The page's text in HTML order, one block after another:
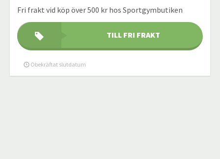
Fri frakt vid köp över 500 kr hos Sportgymbutiken
TILL FRI FRAKT
Obekräftat slutdatum